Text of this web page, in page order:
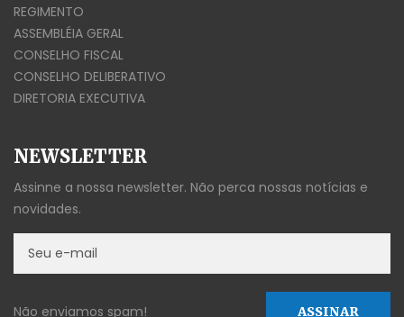
REGIMENTO
ASSEMBLÉIA GERAL
CONSELHO FISCAL
CONSELHO DELIBERATIVO
DIRETORIA EXECUTIVA
NEWSLETTER
Assinne a nossa newsletter. Não perca nossas notícias e
novidades.
Não enviamos spam!